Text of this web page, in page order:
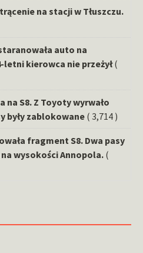
na stacji w Tłuszczu.
auto na
letni kierowca nie przeżył (
na S8. Z Toyoty wyrwało
były zablokowane ( 3,714 )
fragment S8. Dwa pasy
na wysokości Annopola. (